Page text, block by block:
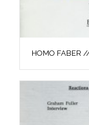
HOMO FABER